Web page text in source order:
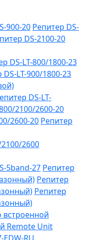
900-20 Репитер DS-
DS-2100-20
DS-LT-800/1800-23
DS-LT-900/1800-23
DS-LT-
2100/2600-20
2600-20 Репитер
2600
5band-27 Репитер
Репитер
Репитер
встроенной
Remote Unit